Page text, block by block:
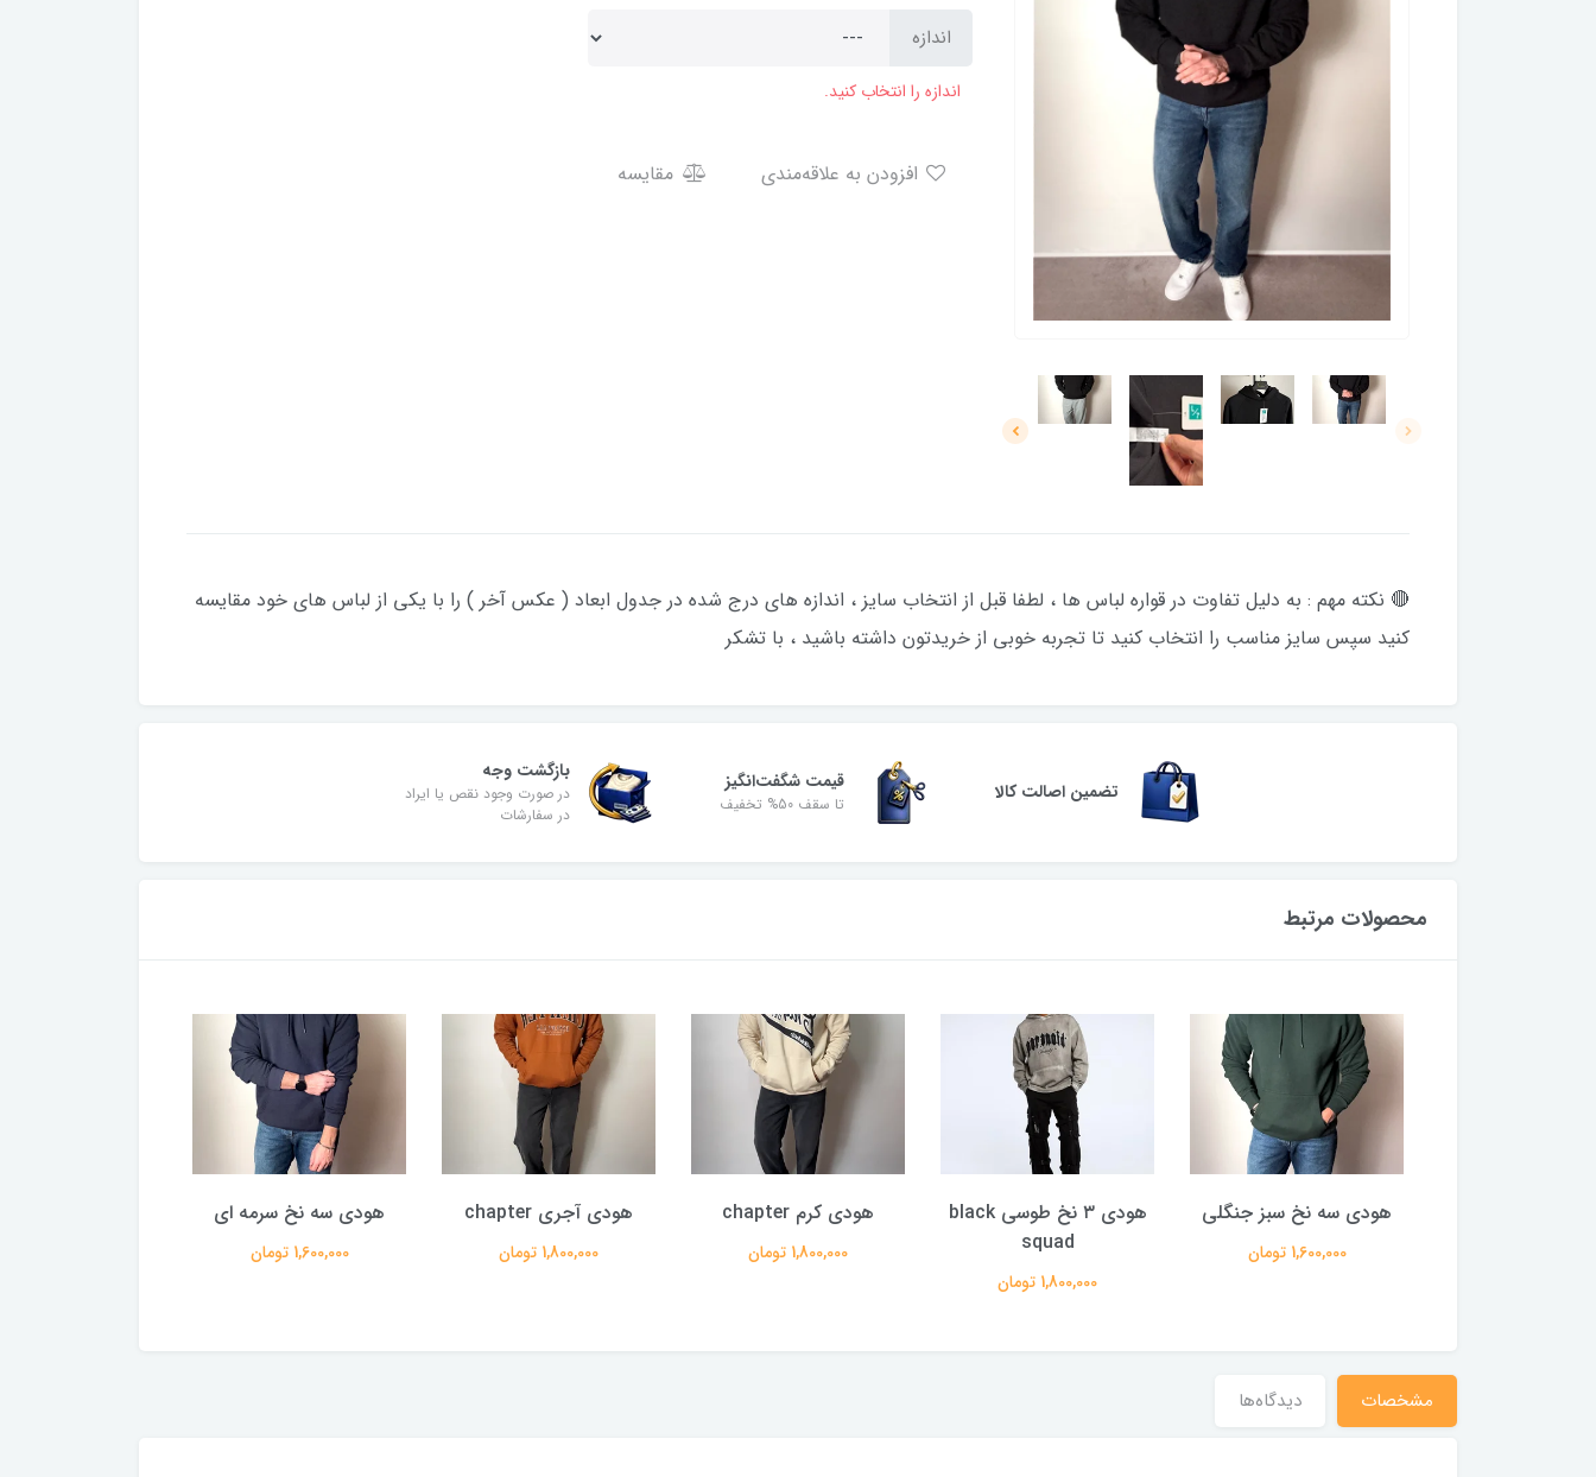
اندازه
اندازه را انتخاب کنید.
مقایسه
🔴 نکته مهم : به دلیل تفاوت در قواره لباس ها ، لطفا قبل از انتخاب سایز ، اندازه های درج شده در جدول ابعاد ( عکس آخر ) را با یکی از لباس های خود مقایسه
کنید سپس سایز مناسب را انتخاب کنید تا تجربه خوبی از خریدتون داشته باشید ، با تشکر
تضمین اصالت کالا قیمت شگفت‌انگیز
تا سقف 50% تخفیف
بازگشت وجه
در صورت وجود نقص یا ایراد
در سفارشات
محصولات مرتبط
هودی سه نخ سبز جنگلی
1,600,000 تومان
هودی ۳ نخ طوسی black
squad
1,800,000 تومان
هودی کرم chapter
1,800,000 تومان
هودی آجری chapter
1,800,000 تومان
هودی سه نخ سرمه ای
1,600,000 تومان
مشخصات دیدگاه‌ها